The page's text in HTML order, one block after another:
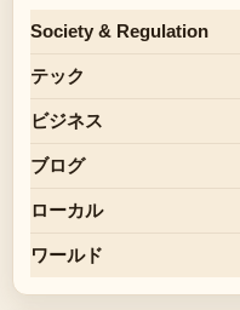
Society & Regulation
テック
ビジネス
ブログ
ローカル
ワールド